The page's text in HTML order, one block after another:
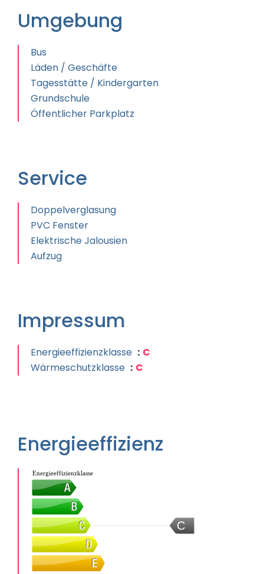
Umgebung
Bus
Läden / Geschäfte
Tagesstätte / Kindergarten
Grundschule
Öffentlicher Parkplatz
Service
Doppelverglasung
PVC Fenster
Elektrische Jalousien
Aufzug
Impressum
Energieeffizienzklasse
C
Wärmeschutzklasse
C
Energieeffizienz
C
Energieeffizienzklasse